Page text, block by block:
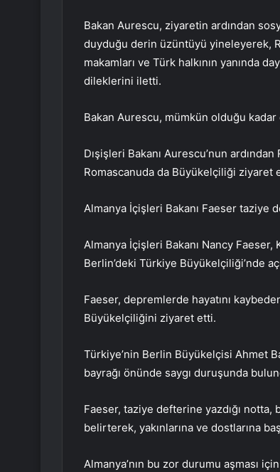
Bakan Aurescu, ziyaretin ardından
duyduğu derin üzüntüyü yineleyerek,
makamları ve Türk halkının yanında
dileklerini iletti.
Bakan Aurescu, mümkün olduğu
Dışişleri Bakanı Aurescu’nun
Romascanuda da Büyükelçiliği ziyaret
Almanya İçişleri Bakanı Faeser taziye
Almanya İçişleri Bakanı Nancy Faeser,
Berlin’deki Türkiye Büyükelçiliği’nde
Faeser, depremlerde hayatını
Büyükelçiliğini ziyaret etti.
Türkiye’nin Berlin Büyükelçisi Ahmet
bayrağı önünde saygı duruşunda
Faeser, taziye defterine yazdığı notta,
belirterek, yakınlarına ve dostlarına
Almanya’nın bu zor durumu aşması